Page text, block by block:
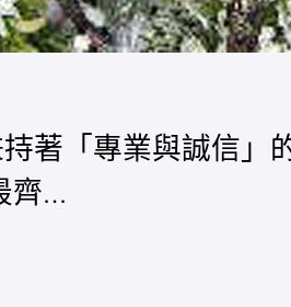
著「專業與誠信」
齊…